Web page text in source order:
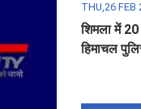
THU,26 FEB
शिमला में
हिमाचल